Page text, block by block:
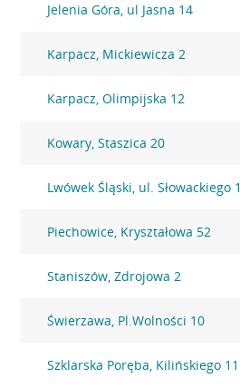
Jelenia Góra, ul Jasna 14
Karpacz, Mickiewicza 2
Karpacz, Olimpijska 12
Kowary, Staszica 20
Lwówek Śląski, ul. Słowackiego 1
Piechowice, Kryształowa 52
Staniszów, Zdrojowa 2
Świerzawa, Pl.Wolności 10
Szklarska Poręba, Kilińskiego 11